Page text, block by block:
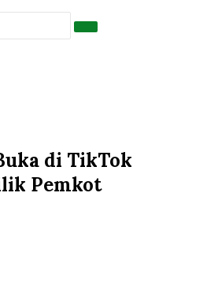
Search
di TikTok
Pemkot